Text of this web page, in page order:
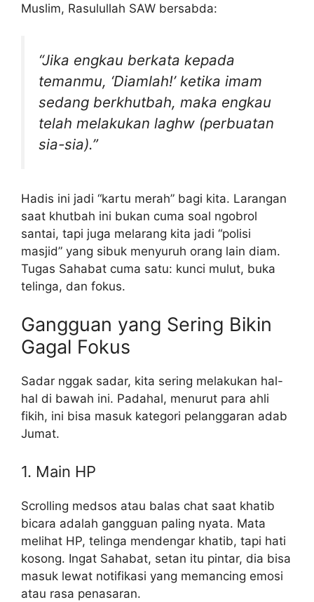
Muslim, Rasulullah SAW bersabda:
“Jika engkau berkata kepada
temanmu, ‘Diamlah!’ ketika imam
sedang berkhutbah, maka engkau
telah melakukan laghw (perbuatan
sia-sia).”
Hadis ini jadi “kartu merah” bagi kita. Larangan
saat khutbah ini bukan cuma soal ngobrol
santai, tapi juga melarang kita jadi “polisi
masjid” yang sibuk menyuruh orang lain diam.
Tugas Sahabat cuma satu: kunci mulut, buka
telinga, dan fokus.
Gangguan yang Sering Bikin
Gagal Fokus
Sadar nggak sadar, kita sering melakukan hal-
hal di bawah ini. Padahal, menurut para ahli
fikih, ini bisa masuk kategori pelanggaran adab
Jumat.
1. Main HP
Scrolling medsos atau balas chat saat khatib
bicara adalah gangguan paling nyata. Mata
melihat HP, telinga mendengar khatib, tapi hati
kosong. Ingat Sahabat, setan itu pintar, dia bisa
masuk lewat notifikasi yang memancing emosi
atau rasa penasaran.